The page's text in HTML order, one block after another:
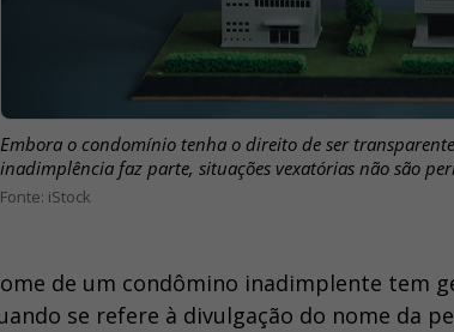
Embora o condomínio tenha o direito de ser
inadimplência faz parte, situações vexatórias não são
iStock
de um condômino inadimplente tem
se refere à divulgação do nome da